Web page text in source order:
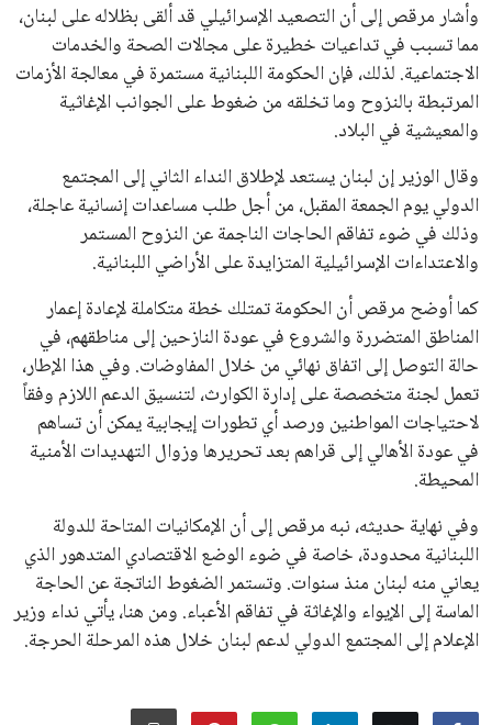
وأشار مرقص إلى أن التصعيد الإسرائيلي قد ألقى بظلاله على لبنان،
مما تسبب في تداعيات خطيرة على مجالات الصحة والخدمات
الاجتماعية. لذلك، فإن الحكومة اللبنانية مستمرة في معالجة الأزمات
المرتبطة بالنزوح وما تخلقه من ضغوط على الجوانب الإغاثية
والمعيشية في البلاد.
وقال الوزير إن لبنان يستعد لإطلاق النداء الثاني إلى المجتمع
الدولي يوم الجمعة المقبل، من أجل طلب مساعدات إنسانية عاجلة،
وذلك في ضوء تفاقم الحاجات الناجمة عن النزوح المستمر
والاعتداءات الإسرائيلية المتزايدة على الأراضي اللبنانية.
كما أوضح مرقص أن الحكومة تمتلك خطة متكاملة لإعادة إعمار
المناطق المتضررة والشروع في عودة النازحين إلى مناطقهم، في
حالة التوصل إلى اتفاق نهائي من خلال المفاوضات. وفي هذا الإطار،
تعمل لجنة متخصصة على إدارة الكوارث، لتنسيق الدعم اللازم وفقاً
لاحتياجات المواطنين ورصد أي تطورات إيجابية يمكن أن تساهم
في عودة الأهالي إلى قراهم بعد تحريرها وزوال التهديدات الأمنية
المحيطة.
وفي نهاية حديثه، نبه مرقص إلى أن الإمكانيات المتاحة للدولة
اللبنانية محدودة، خاصة في ضوء الوضع الاقتصادي المتدهور الذي
يعاني منه لبنان منذ سنوات. وتستمر الضغوط الناتجة عن الحاجة
الماسة إلى الإيواء والإغاثة في تفاقم الأعباء. ومن هنا، يأتي نداء وزير
الإعلام إلى المجتمع الدولي لدعم لبنان خلال هذه المرحلة الحرجة.